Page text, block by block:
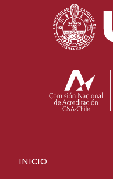
INICIO